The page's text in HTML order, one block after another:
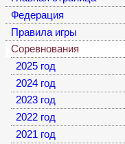
Федерация
Правила игры
Соревнования
2025 год
2024 год
2023 год
2022 год
2021 год